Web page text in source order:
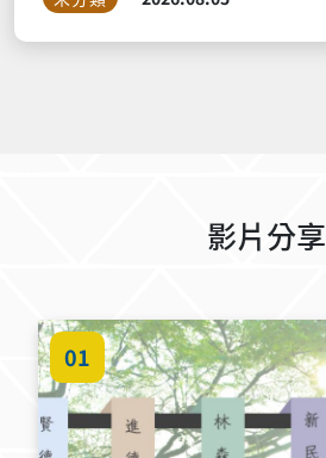
影片分享
01